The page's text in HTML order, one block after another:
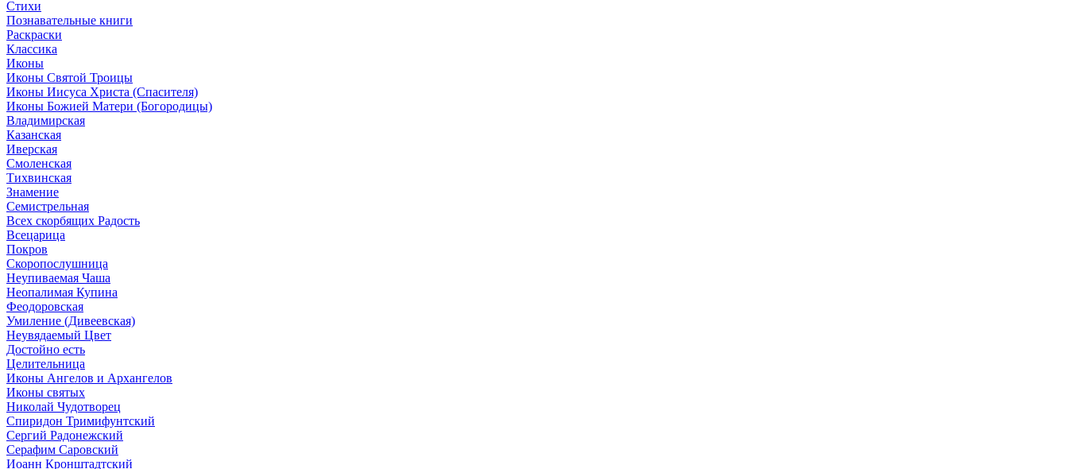
Стихи
Познавательные книги
Раскраски
Классика
Иконы
Иконы Святой Троицы
Иконы Иисуса Христа (Спасителя)
Иконы Божией Матери (Богородицы)
Владимирская
Казанская
Иверская
Смоленская
Тихвинская
Знамение
Семистрельная
Всех скорбящих Радость
Всецарица
Покров
Скоропослушница
Неупиваемая Чаша
Неопалимая Купина
Феодоровская
Умиление (Дивеевская)
Неувядаемый Цвет
Достойно есть
Целительница
Иконы Ангелов и Архангелов
Иконы святых
Николай Чудотворец
Спиридон Тримифунтский
Сергий Радонежский
Серафим Саровский
Иоанн Кронштадтский